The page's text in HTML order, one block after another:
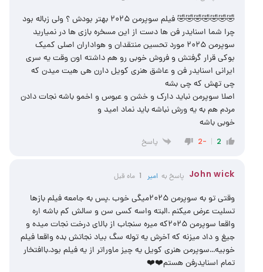
🤣🤣🤣🤣🤣🤣🤣 فیلم سوپرمن ۲۰۲۵ بهتر بودش ؟ ولی زباله بود
چرا شما اسنایدر فن ها دست از این مسخره بازی ها در نمیارید
سوپرمن ۲۰۲۵ مورد تحسین منتقدان و هواداران اصلی کمیک
بوکی قرار گرفتش و فروش خوبی رو هم داشته اون وقت یه سری
ایرانی اسنایدر فن و عاشق هنری کویل دارن هی هیت میدن که
چی تهش که چی بشه
اصلا سوپرمن نباید دارک و خشن و عبوس و اخمو باشه نجات دادن
مردم هم به یه ورش نباشه باید نماد امید و
خوبی باشه
2
-2 پاسخ
John wick پاسخ بهامیر 1 ماه قبل
وقتی تو به سوپرمن ۲۰۲۵میگی خوب .پس به جامعه فیلم بازها
تسلیت عرض میکنم .البته واسه کسی سن و سالش کم باشه اره
واقعا سوپرمن ۲۰۲۵که میره سنجاب از بالای درخت نجات میده و
جیغ و داد میزنه که آخرش یه توله سگ بیاد نجاتش بده واقعا فیلم
خوبیه…سوپرمن هنری کویل یه چیز ماوراتر از یه فیلم بود.باافتخار
تمام اسنایدرفن هستم❤️❤️